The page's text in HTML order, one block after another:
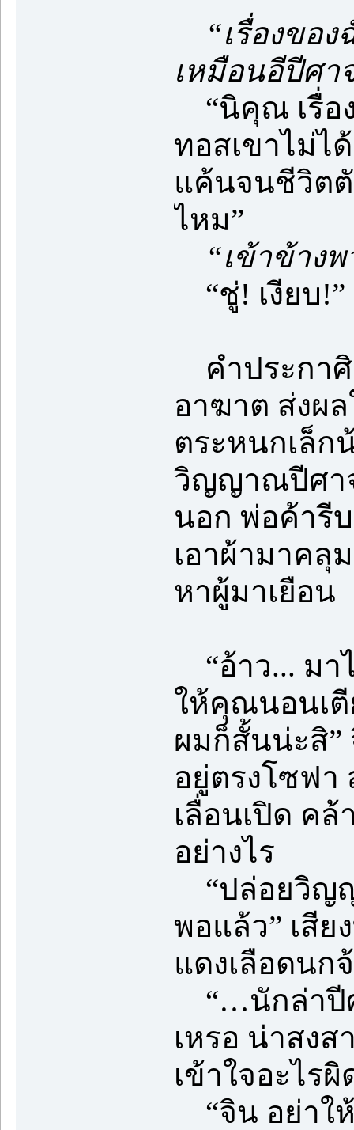
“เรื่องขอ
เหมือนอีปีศ
“นิคุณ เรื่อ
ทอสเขาไม่ไ
แค้นจนชีวิตตั
ไหม”
“เข้าข้าง
“ชู่! เงียบ!”
คำประกา
อาฆาต ส่งผ
ตระหนกเล็ก
วิญญาณปีศา
นอก พ่อค้ารี
เอาผ้ามาคลุ
หาผู้มาเยือน
“อ้าว... มา
ให้คุณนอนเ
ผมก็สั้นน่ะสิ
อยู่ตรงโซฟา
เลื่อนเปิด คล้
อย่างไร
“ปล่อยวิญ
พอแล้ว” เสี
แดงเลือดนก
“…นักล่าปีศ
เหรอ น่าสง
เข้าใจอะไร
“จิน อย่าใ